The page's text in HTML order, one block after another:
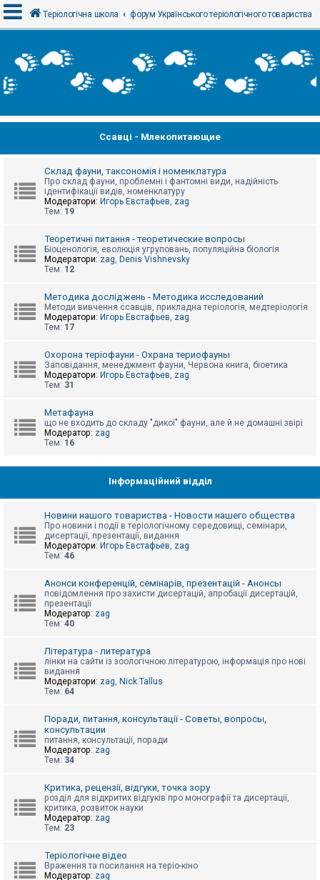
х
і
т
р
а
б
е
д
п
о
е
й
А
и
т
П
м
о
г
Теріологічна школа форум Українського теріологічного товариства
Ссавці - Млекопитающие
Склад фауни, таксономія і номенклатура
Про склад фауни, проблемні і фантомні види, надійність
ідентифікації видів, номенклатуру
Модератори: Игорь Евстафьев, zag
Тем: 19
Теоретичні питання - теоретические вопросы
Біоценологія, еволюція угруповань, популяційна біологія
Модератори: zag, Denis Vishnevsky
Тем: 12
Методика досліджень - Методика исследований
Методи вивчення ссавців, прикладна теріологія, медтеріологія
Модератори: Игорь Евстафьев, zag
Тем: 17
Охорона теріофауни - Охрана териофауны
Заповідання, менеджмент фауни, Червона книга, біоетика
Модератори: Игорь Евстафьев, zag
Тем: 31
Метафауна
що не входить до складу "дикої" фауни, але й не домашні звірі
Модератор: zag
Тем: 16
Інформаційний відділ
Новини нашого товариства - Новости нашего общества
Про новини і події в теріологічному середовищі, семінари,
дисертації, презентації, видання
Модератори: Игорь Евстафьев, zag
Тем: 46
Анонси конференцій, семінарів, презентацій - Анонсы
повідомлення про захисти дисертацій, апробації дисертацій,
презентації
Модератор: zag
Тем: 40
Література - литература
лінки на сайти із зоологічною літературою, інформація про нові
видання
Модератори: zag, Nick.Tallus
Тем: 64
Поради, питання, консультації - Советы, вопросы,
консультации
питання, консультації, поради
Модератор: zag
Тем: 34
Критика, рецензії, відгуки, точка зору
розділ для відкритих відгуків про монографії та дисертації,
критика, розвиток науки
Модератор: zag
Тем: 23
Теріологічне відео
Враження та посилання на теріо-кіно
Модератор: zag